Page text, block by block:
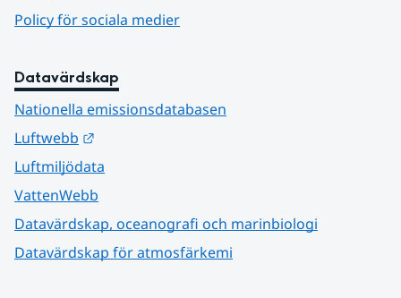
Policy för sociala medier
Datavärdskap
Nationella emissionsdatabasen
Luftwebb
Luftmiljödata
VattenWebb
Datavärdskap, oceanografi och marinbiologi
Datavärdskap för atmosfärkemi